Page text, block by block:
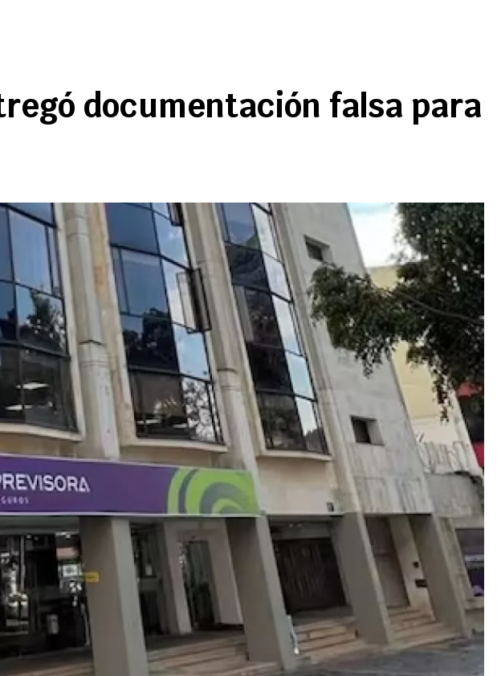
documentación falsa para